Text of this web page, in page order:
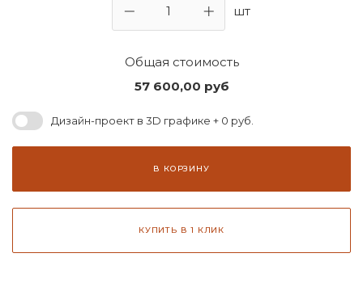
шт
Общая стоимость
57 600,00 руб
Дизайн-проект в 3D графике + 0 руб.
В КОРЗИНУ
КУПИТЬ В 1 КЛИК